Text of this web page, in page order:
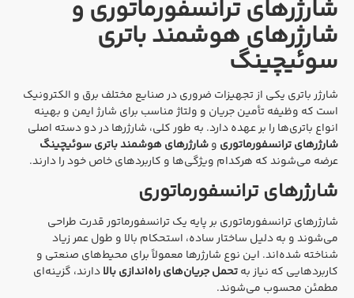
شارژرهای ترانسفورماتوری و
شارژرهای هوشمند باتری
سوئیچینگ
شارژر باتری یکی از تجهیزات ضروری در صنایع مختلف برق و الکترونیک
است که وظیفه تأمین جریان و ولتاژ مناسب برای شارژ ایمن و بهینه
انواع باتری‌ها را بر عهده دارد. به طور کلی، شارژرها در دو دسته اصلی
شارژرهای ترانسفورماتوری وشارژرهای هوشمند باتری سوئیچینگ
عرضه می‌شوند که هرکدام ویژگی‌ها و کاربردهای خاص خود را دارند.
شارژرهای ترانسفورماتوری
شارژرهای ترانسفورماتوری بر پایه یک ترانسفورماتور قدرت طراحی
می‌شوند و به دلیل ساختار ساده، استحکام بالا و طول عمر زیاد
شناخته شده‌اند. این نوع شارژرها معمولاً برای محیط‌های صنعتی و
کاربردهایی که نیاز بهتحمل جریان‌های راه‌اندازی بالادارند، گزینه‌ای
مطمئن محسوب می‌شوند.